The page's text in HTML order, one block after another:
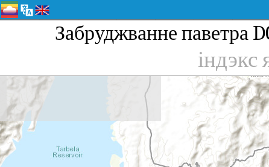
Забруджванне паветра
індэкс